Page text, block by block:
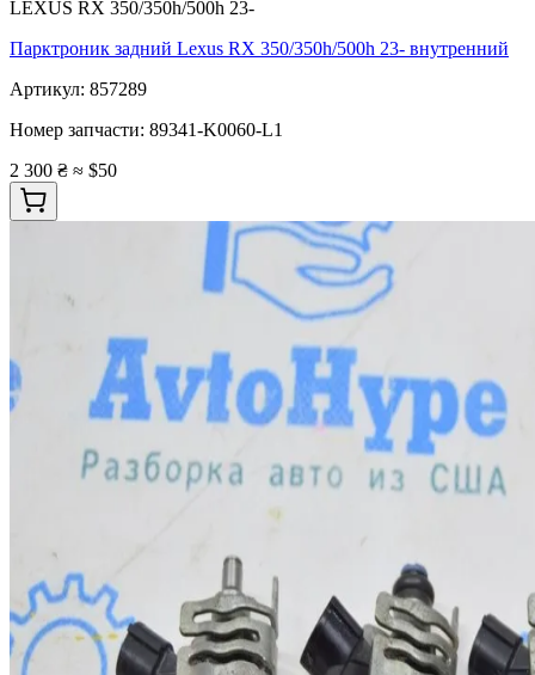
LEXUS RX 350/350h/500h 23-
Парктроник задний Lexus RX 350/350h/500h 23- внутренний
Артикул: 857289
Номер запчасти: 89341-K0060-L1
2 300 ₴ ≈ $50